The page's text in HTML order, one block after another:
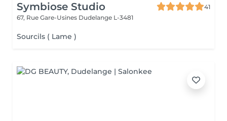
Symbiose Studio
41
67, Rue Gare-Usines Dudelange L-3481
Sourcils ( Lame )